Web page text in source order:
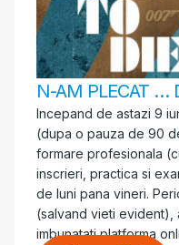
N-AM PLECAT …
Incepand de astazi 9
(dupa o pauza de 90
formare profesionala
inscrieri, practica si
de luni pana vineri.
(salvand vieti evident),
imbunatati platforma